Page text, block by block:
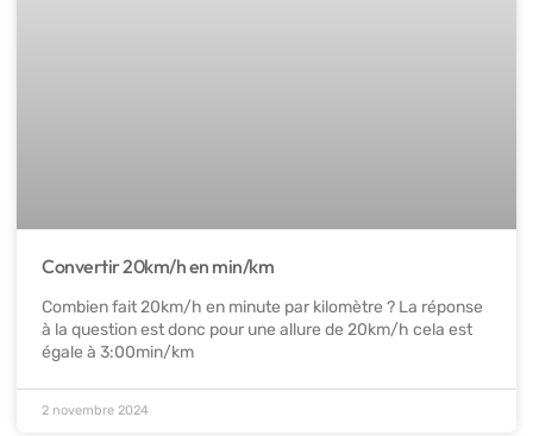
Convertir 20km/h en min/km
Combien fait 20km/h en minute par kilomètre ? La réponse
à la question est donc pour une allure de 20km/h cela est
égale à 3:00min/km
2 novembre 2024